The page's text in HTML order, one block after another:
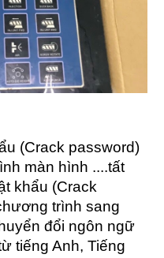
(Crack password)
màn hình ....tất
khẩu (Crack
trình sang
đổi ngôn ngữ
tiếng Anh, Tiếng